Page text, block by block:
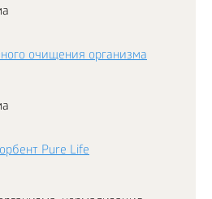
очищения организма
Pure Life